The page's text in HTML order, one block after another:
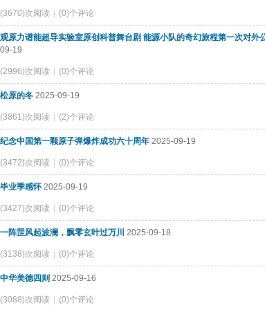
(3670)次阅读 (0)个评论
观原力谱能超导实验室原创科普舞台剧 能源小队的奇幻旅程第一次对外
09-19
(2996)次阅读 (0)个评论
松原的冬 2025-09-19
(3861)次阅读 (2)个评论
纪念中国第一颗原子弹爆炸成功六十周年 2025-09-19
(3472)次阅读 (0)个评论
毕业季感怀 2025-09-19
(3427)次阅读 (0)个评论
一阵罡风起波澜，飘零玄叶过万川 2025-09-18
(3138)次阅读 (0)个评论
中华美德四则 2025-09-16
(3088)次阅读 (0)个评论